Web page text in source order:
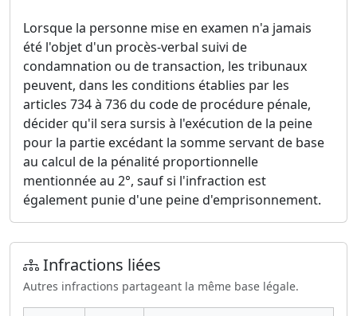
Lorsque la personne mise en examen n'a jamais
été l'objet d'un procès-verbal suivi de
condamnation ou de transaction, les tribunaux
peuvent, dans les conditions établies par les
articles 734 à 736 du code de procédure pénale,
décider qu'il sera sursis à l'exécution de la peine
pour la partie excédant la somme servant de base
au calcul de la pénalité proportionnelle
mentionnée au 2°, sauf si l'infraction est
également punie d'une peine d'emprisonnement.
Infractions liées
Autres infractions partageant la même base légale.